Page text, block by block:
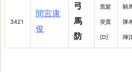
3421
間宮康
俊
弓
馬
防
黒髪
突貫
[D]
騎
隊
陣